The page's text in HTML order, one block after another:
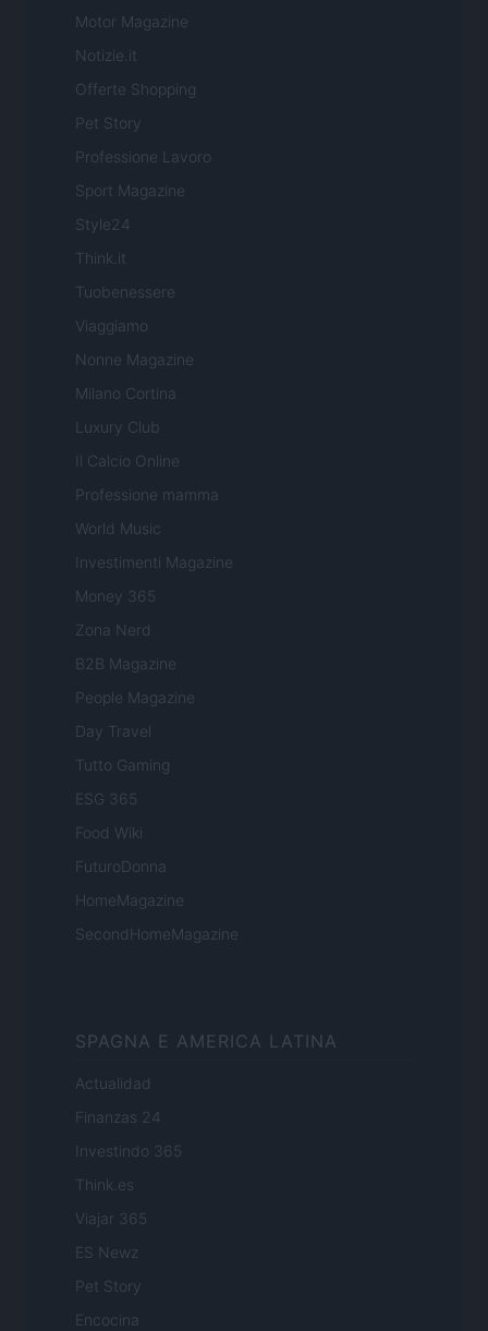
Motor Magazine
Notizie.it
Offerte Shopping
Pet Story
Professione Lavoro
Sport Magazine
Style24
Think.it
Tuobenessere
Viaggiamo
Nonne Magazine
Milano Cortina
Luxury Club
Il Calcio Online
Professione mamma
World Music
Investimenti Magazine
Money 365
Zona Nerd
B2B Magazine
People Magazine
Day Travel
Tutto Gaming
ESG 365
Food Wiki
FuturoDonna
HomeMagazine
SecondHomeMagazine
SPAGNA E AMERICA LATINA
Actualidad
Finanzas 24
Investindo 365
Think.es
Viajar 365
ES Newz
Pet Story
Encocina